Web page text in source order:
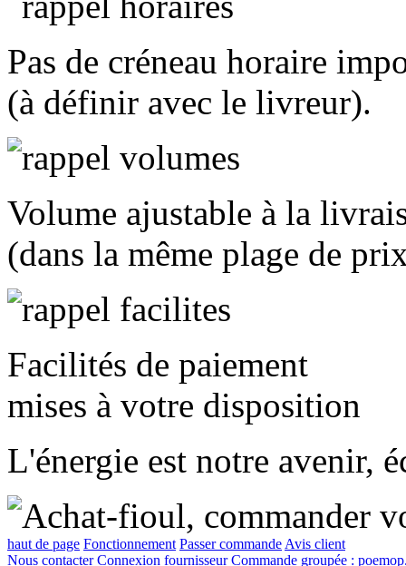
Pas de créneau horaire
(à définir avec le livreur).
Volume ajustable à la
(dans la même plage de
Facilités de paiement
mises à votre disposition
L'énergie est notre avenir,
haut de page Fonctionnement Passer commandeAvis client
Nous contacter Connexion fournisseur Commande groupée :